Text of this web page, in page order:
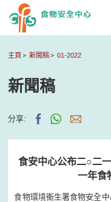
主頁 新聞稿 01-2022
新聞稿
分享:
食安中心公布二○二
一年食
食物環境衞生署食物安全